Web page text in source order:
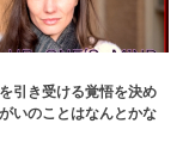
引き受ける覚悟を決め
いのことはなんとかな